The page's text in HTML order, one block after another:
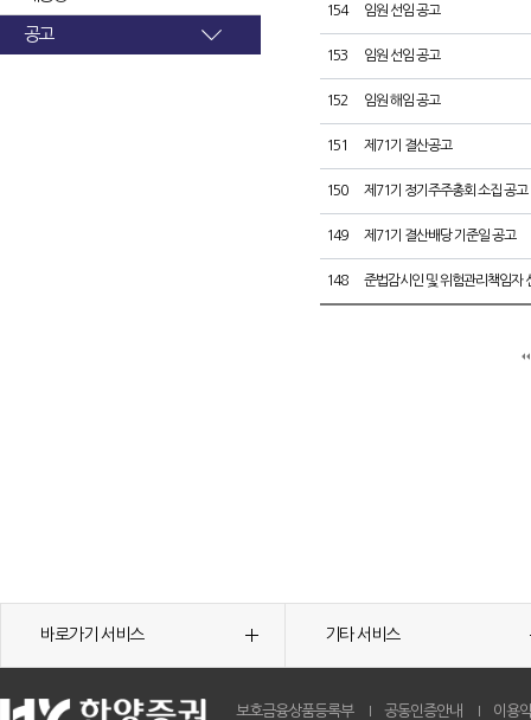
공고
154 임원 선임 공고
153 임원 선임 공고
152 임원 해임 공고
151 제71기 결산공고
150 제71기 정기주주총회 소집 공고
149 제71기 결산배당 기준일 공고
148 준법감시인 및 위험관리책임자
바로가기 서비스 기타 서비스
보호금융상품등록부 공동인증안내 이용